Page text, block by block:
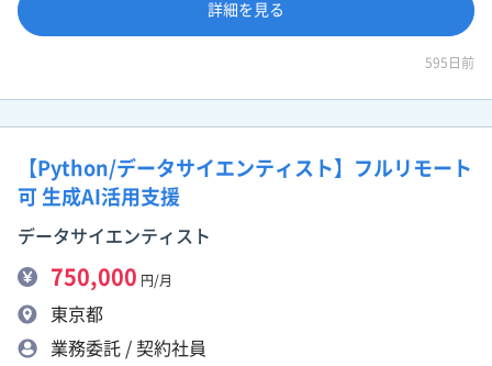
詳細を見る
595日前
【Python/データサイエンティスト】フルリモート
可 生成AI活用支援
データサイエンティスト
750,000 円/月
東京都
業務委託 / 契約社員